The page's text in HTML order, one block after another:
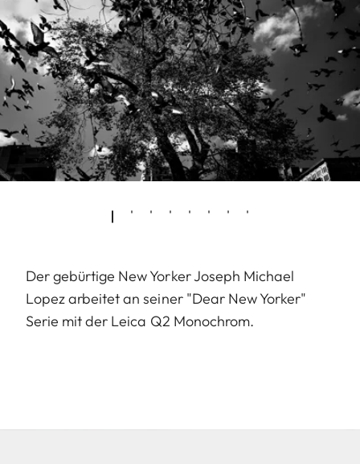
Der gebürtige New Yorker Joseph Michael
Lopez arbeitet an seiner "Dear New Yorker"
Serie mit der Leica Q2 Monochrom.